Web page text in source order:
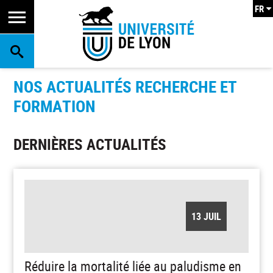
RECHERCHE
FR
NOS ACTUALITÉS RECHERCHE ET
FORMATION
DERNIÈRES ACTUALITÉS
13 JUIL
Réduire la mortalité liée au paludisme en